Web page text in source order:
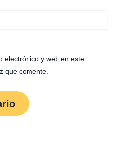
electrónico y web en este
que comente.